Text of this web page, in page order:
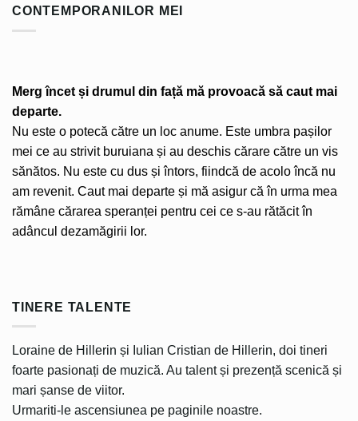
CONTEMPORANILOR MEI
Merg încet și drumul din față mă provoacă să caut mai
departe.
Nu este o potecă către un loc anume. Este umbra pașilor
mei ce au strivit buruiana și au deschis cărare către un vis
sănătos. Nu este cu dus și întors, fiindcă de acolo încă nu
am revenit. Caut mai departe și mă asigur că în urma mea
rămâne cărarea speranței pentru cei ce s-au rătăcit în
adâncul dezamăgirii lor.
TINERE TALENTE
Loraine de Hillerin și Iulian Cristian de Hillerin, doi tineri
foarte pasionați de muzică. Au talent și prezență scenică și
mari șanse de viitor.
Urmariti-le ascensiunea pe paginile noastre.